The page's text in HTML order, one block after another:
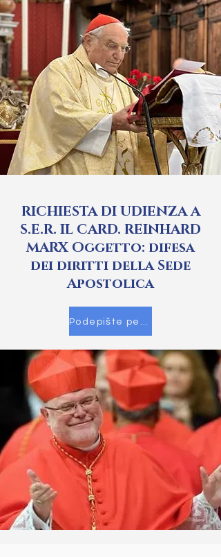
RICHIESTA DI UDIENZA A
S.E.R. IL CARD. REINHARD
MARX Oggetto: difesa
dei diritti della Sede
Apostolica
Podepište petici